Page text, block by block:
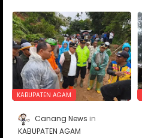
KABUPATEN AGAM
Canang News
KABUPATEN AGAM